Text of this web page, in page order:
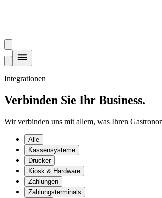
Integrationen
Verbinden Sie Ihr Business.
Wir verbinden uns mit allem, was Ihren
Alle
Kassensysteme
Drucker
Kiosk & Hardware
Zahlungen
Zahlungsterminals